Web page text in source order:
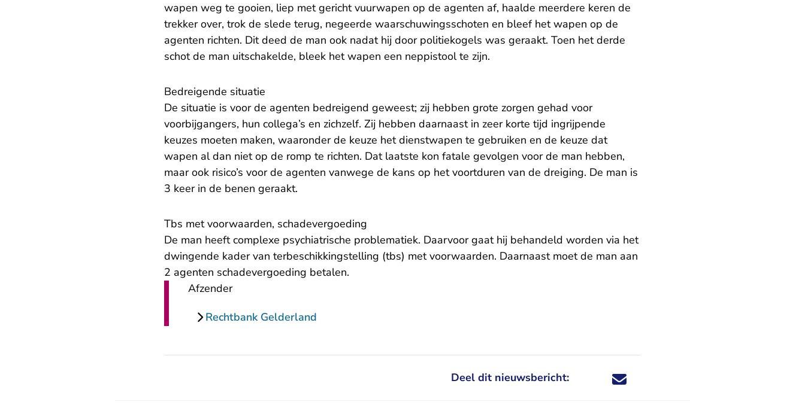
wapen weg te gooien, liep met gericht vuurwapen op de agenten af, haalde meerdere keren de
trekker over, trok de slede terug, negeerde waarschuwingsschoten en bleef het wapen op de
agenten richten. Dit deed de man ook nadat hij door politiekogels was geraakt. Toen het derde
schot de man uitschakelde, bleek het wapen een neppistool te zijn.
Bedreigende situatie
De situatie is voor de agenten bedreigend geweest; zij hebben grote zorgen gehad voor
voorbijgangers, hun collega’s en zichzelf. Zij hebben daarnaast in zeer korte tijd ingrijpende
keuzes moeten maken, waaronder de keuze het dienstwapen te gebruiken en de keuze dat
wapen al dan niet op de romp te richten. Dat laatste kon fatale gevolgen voor de man hebben,
maar ook risico’s voor de agenten vanwege de kans op het voortduren van de dreiging. De man is
3 keer in de benen geraakt.
Tbs met voorwaarden, schadevergoeding
De man heeft complexe psychiatrische problematiek. Daarvoor gaat hij behandeld worden via het
dwingende kader van terbeschikkingstelling (tbs) met voorwaarden. Daarnaast moet de man aan
2 agenten schadevergoeding betalen.
Afzender
Rechtbank Gelderland
Deel dit nieuwsbericht: Deel dit nieuwsbericht via X - U verlaat
Deel dit nieuwsbericht via Facebook - U
Deel dit nieuwsbericht via e-mail
Deel dit nieuwsbericht via LinkedIn - U